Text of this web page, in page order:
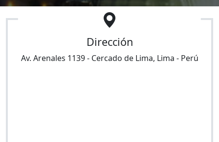
Dirección
Av. Arenales 1139- Cercado de Lima, Lima - Perú